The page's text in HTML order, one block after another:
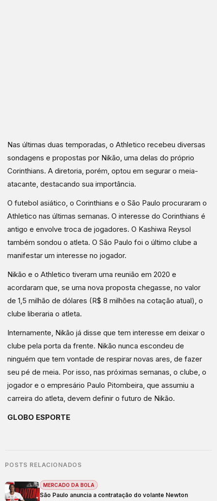
Nas últimas duas temporadas, o Athletico recebeu diversas
sondagens e propostas por Nikão, uma delas do próprio
Corinthians. A diretoria, porém, optou em segurar o meia-
atacante, destacando sua importância.
O futebol asiático, o Corinthians e o São Paulo procuraram o
Athletico nas últimas semanas. O interesse do Corinthians é
antigo e envolve troca de jogadores. O Kashiwa Reysol
também sondou o atleta. O São Paulo foi o último clube a
manifestar um interesse no jogador.
Nikão e o Athletico tiveram uma reunião em 2020 e
acordaram que, se uma nova proposta chegasse, no valor
de 1,5 milhão de dólares (R$ 8 milhões na cotação atual), o
clube liberaria o atleta.
Internamente, Nikão já disse que tem interesse em deixar o
clube pela porta da frente. Nikão nunca escondeu de
ninguém que tem vontade de respirar novas ares, de fazer
seu pé de meia. Por isso, nas próximas semanas, o clube, o
jogador e o empresário Paulo Pitombeira, que assumiu a
carreira do atleta, devem definir o futuro de Nikão.
GLOBO ESPORTE
POSTS RELACIONADOS
MERCADO DA BOLA
São Paulo anuncia a contratação do volante Newton